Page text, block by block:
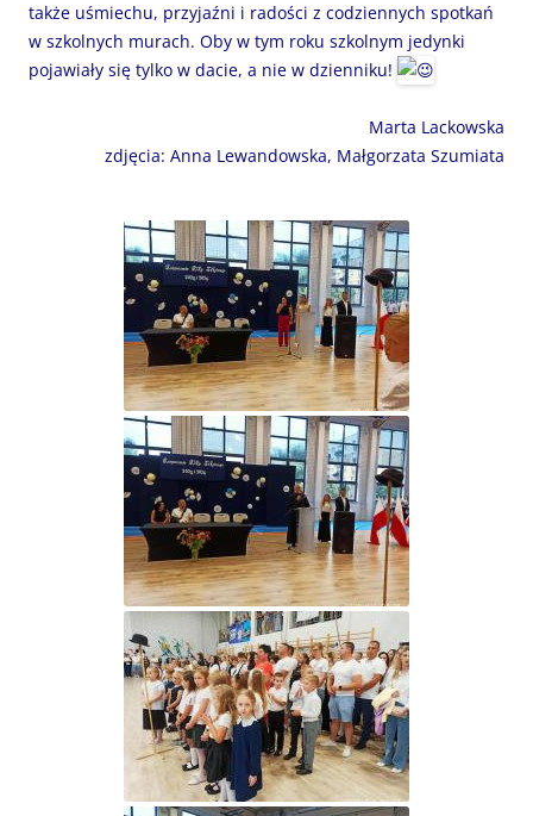
także uśmiechu, przyjaźni i radości z codziennych spotkań
w szkolnych murach. Oby w tym roku szkolnym jedynki
pojawiały się tylko w dacie, a nie w dzienniku!
Marta Lackowska
zdjęcia: Anna Lewandowska, Małgorzata Szumiata